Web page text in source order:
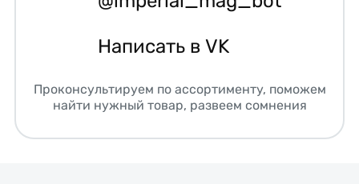
Написать в VK
Проконсультируем по ассортименту, поможем
найти нужный товар, развеем сомнения